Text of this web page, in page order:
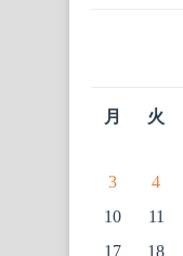
月 火
3
4
10
11
17
18